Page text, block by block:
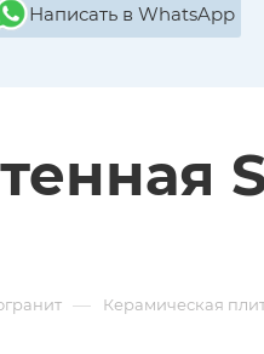
Написать в WhatsApp
— Керамическая